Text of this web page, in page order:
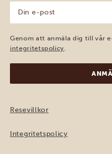
post
(Obligatoriskt)
Genom att anmäla dig till vår
integritetspolicy.
Resevillkor
Integritetspolicy